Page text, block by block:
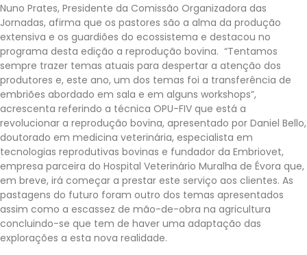
Nuno Prates, Presidente da Comissão Organizadora das
Jornadas, afirma que os pastores são a alma da produção
extensiva e os guardiões do ecossistema e destacou no
programa desta edição a reprodução bovina. “Tentamos
sempre trazer temas atuais para despertar a atenção dos
produtores e, este ano, um dos temas foi a transferência de
embriões abordado em sala e em alguns workshops”,
acrescenta referindo a técnica OPU-FIV que está a
revolucionar a reprodução bovina, apresentado por Daniel Bello,
doutorado em medicina veterinária, especialista em
tecnologias reprodutivas bovinas e fundador da Embriovet,
empresa parceira do Hospital Veterinário Muralha de Évora que,
em breve, irá começar a prestar este serviço aos clientes. As
pastagens do futuro foram outro dos temas apresentados
assim como a escassez de mão-de-obra na agricultura
concluindo-se que tem de haver uma adaptação das
explorações a esta nova realidade.